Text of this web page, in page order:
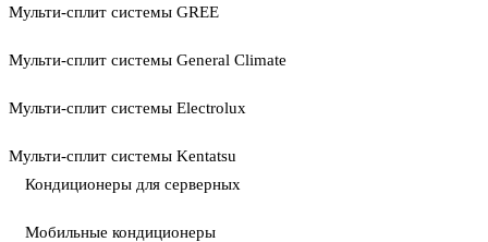
Мульти-сплит системы GREE
Мульти-сплит системы General Climate
Мульти-сплит системы Electrolux
Мульти-сплит системы Kentatsu
Кондиционеры для серверных
Мобильные кондиционеры